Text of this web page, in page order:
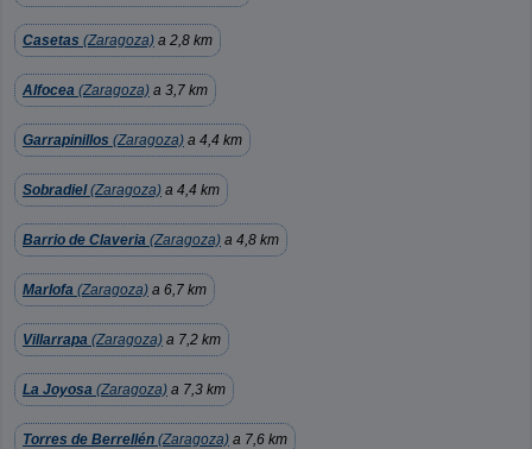
Casetas (Zaragoza) a 2,8 km
Alfocea (Zaragoza) a 3,7 km
Garrapinillos (Zaragoza) a 4,4 km
Sobradiel(Zaragoza) a 4,4 km
Barrio de Claveria (Zaragoza) a 4,8 km
Marlofa (Zaragoza) a 6,7 km
Villarrapa (Zaragoza) a 7,2 km
La Joyosa (Zaragoza) a 7,3 km
Torres de Berrellén (Zaragoza) a 7,6 km